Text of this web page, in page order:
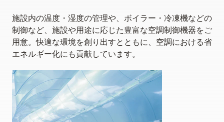
施設内の温度・湿度の管理や、ボイラー・冷凍機などの
制御など、施設や用途に応じた豊富な空調制御機器をご
用意。快適な環境を創り出すとともに、空調における省
エネルギー化にも貢献しています。